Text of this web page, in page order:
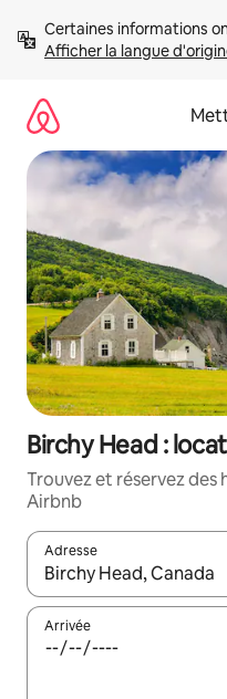
directement
Afficher la langue
Birchy Head :
Trouvez et réservez des
Airbnb
Adresse
Lorsque les résultats
Arrivée